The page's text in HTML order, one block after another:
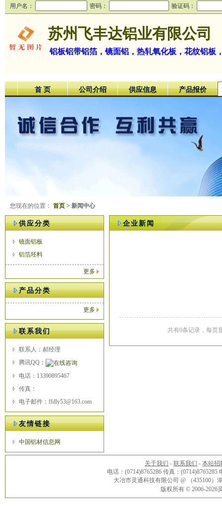
用户名： 密码： 验证码：
苏州飞丰达铝业有限公司
铝板铝带铝箔，镜面铝，热轧氧化板，花纹铝板
首 页 公司介绍 供应信息 产品报价
您现在的位置： 首页 > 新闻中心
供应分类
镜面铝板
铝箔坯料
更多
产品分类
更多
联系我们
联系人：郝经理
腾讯QQ：
电话：13390895467
传真：
电子邮件：ffdly53@163.com
友情链接
中国铝材信息网
企业新闻
共有0条记录，每页
关于我们 - 联系我们 - 本站招
电话：(0714)8765286 传真：(0714)8765285
大冶市灵通科技有限公司 @ （435100
版权所有 © 2006-2026